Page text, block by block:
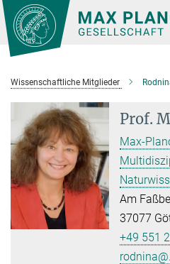
Hauptinhalt
Wissenschaftliche Mitglieder
Prof.
Max-
Am
37077
+49 551